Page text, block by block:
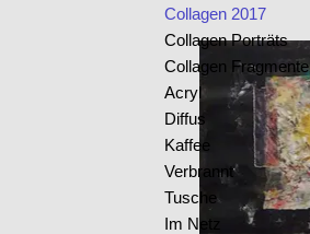
Collagen 2017
Collagen Porträts
Collagen Fragmente
Acryl
Diffus
Kaffee
Verbrannt
Tusche
Im Netz